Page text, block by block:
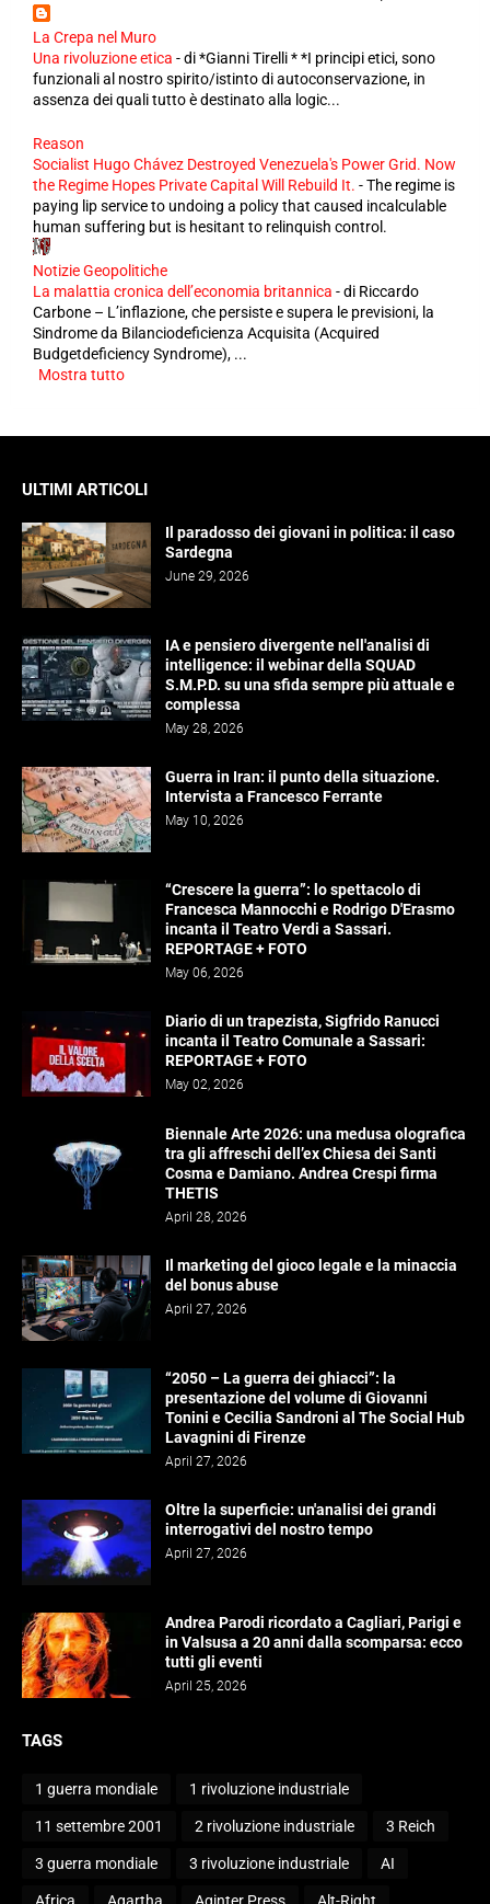
La Crepa nel Muro
Una rivoluzione etica -di *Gianni Tirelli * *I principi etici, sono
funzionali al nostro spirito/istinto di autoconservazione, in
assenza dei quali tutto è destinato alla logic...
Reason
Socialist Hugo Chávez Destroyed Venezuela's Power Grid. Now
the Regime Hopes Private Capital Will Rebuild It. -The regime is
paying lip service to undoing a policy that caused incalculable
human suffering but is hesitant to relinquish control.
Notizie Geopolitiche
La malattia cronica dell’economia britannica -di Riccardo
Carbone – L’inflazione, che persiste e supera le previsioni, la
Sindrome da Bilanciodeficienza Acquisita (Acquired
Budgetdeficiency Syndrome), ...
Mostra tutto
ULTIMI ARTICOLI
Il paradosso dei giovani in politica: il caso
Sardegna
June 29, 2026
IA e pensiero divergente nell'analisi di
intelligence: il webinar della SQUAD
S.M.P.D. su una sfida sempre più attuale e
complessa
May 28, 2026
Guerra in Iran: il punto della situazione.
Intervista a Francesco Ferrante
May 10, 2026
“Crescere la guerra”: lo spettacolo di
Francesca Mannocchi e Rodrigo D'Erasmo
incanta il Teatro Verdi a Sassari.
REPORTAGE + FOTO
May 06, 2026
Diario di un trapezista, Sigfrido Ranucci
incanta il Teatro Comunale a Sassari:
REPORTAGE + FOTO
May 02, 2026
Biennale Arte 2026: una medusa olografica
tra gli affreschi dell’ex Chiesa dei Santi
Cosma e Damiano. Andrea Crespi firma
THETIS
April 28, 2026
Il marketing del gioco legale e la minaccia
del bonus abuse
April 27, 2026
“2050 – La guerra dei ghiacci”: la
presentazione del volume di Giovanni
Tonini e Cecilia Sandroni al The Social Hub
Lavagnini di Firenze
April 27, 2026
Oltre la superficie: un'analisi dei grandi
interrogativi del nostro tempo
April 27, 2026
Andrea Parodi ricordato a Cagliari, Parigi e
in Valsusa a 20 anni dalla scomparsa: ecco
tutti gli eventi
April 25, 2026
TAGS
1 guerra mondiale 1 rivoluzione industriale
11 settembre 2001 2 rivoluzione industriale 3 Reich
3 guerra mondiale 3 rivoluzione industriale AI
Africa Agartha Aginter Press Alt-Right